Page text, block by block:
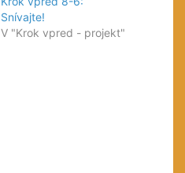
Snívajte!
V "Krok vpred - projekt"